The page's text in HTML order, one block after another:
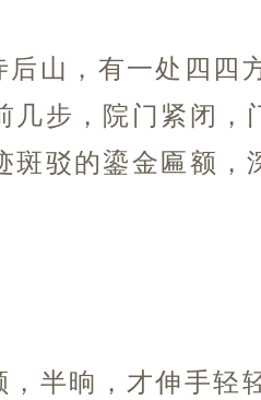
山，有一处四四
步，院门紧闭，
驳的鎏金匾额，
半晌，才伸手轻